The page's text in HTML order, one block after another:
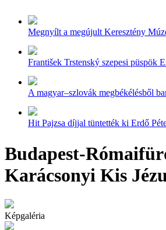
Megnyílt a megújult Keresztény
František Trstenský szepesi püspök
A magyar–szlovák megbékélésből
Hit Pajzsa díjjal tüntették ki Erdő
Budapest-
Karácsonyi Kis
Képgaléria